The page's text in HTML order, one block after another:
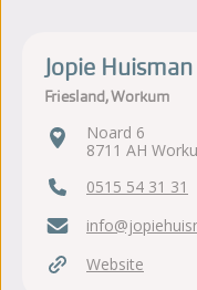
Jopie
Friesland, Workum
Noard 6
8711 AH
0515 54 31 31
Website